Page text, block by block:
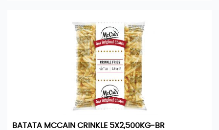
BATATA MCCAIN CRINKLE 5X2,500KG-BR